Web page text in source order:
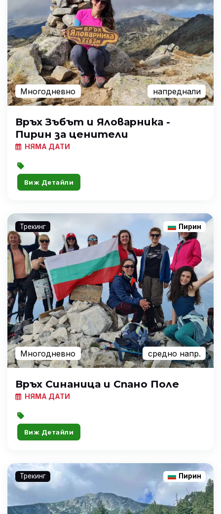
Многодневно напреднали
Връх Зъбът и Яловарника -
Пирин за ценители
НЯМА ДАТИ
Виж Детайли
Трекинг Пирин
Многодневно средно напр.
Връх Синаница и Спано Поле
НЯМА ДАТИ
Виж Детайли
Трекинг Пирин